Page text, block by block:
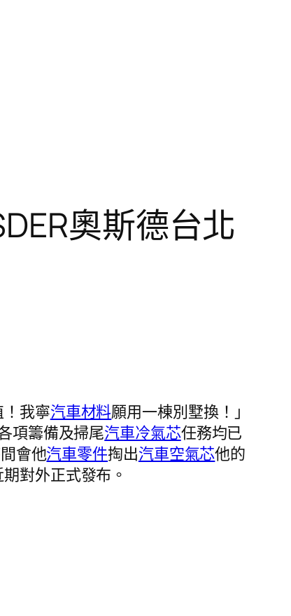
奧斯德台北
我寧汽車材料願用一棟別墅換！」
項籌備及掃尾汽車冷氣芯任務均已
會他汽車零件掏出汽車空氣芯他的
對外正式發布。